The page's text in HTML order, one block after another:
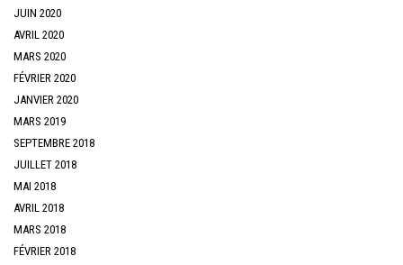
JUIN 2020
AVRIL 2020
MARS 2020
FÉVRIER 2020
JANVIER 2020
MARS 2019
SEPTEMBRE 2018
JUILLET 2018
MAI 2018
AVRIL 2018
MARS 2018
FÉVRIER 2018